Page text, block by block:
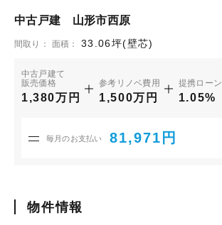
中古戸建 山形市西原
間取り： 面積： 33.06坪(壁芯)
中古戸建て
販売価格
1,380万円
参考リノベ費用
1,500万円
提携ローン
1.05%
毎月のお支払い 81,971円
物件情報